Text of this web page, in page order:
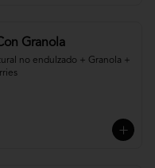
Granola
no endulzado + Granola +